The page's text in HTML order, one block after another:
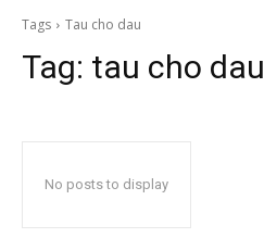
Tags Tau cho dau
Tag: tau cho dau
No posts to display